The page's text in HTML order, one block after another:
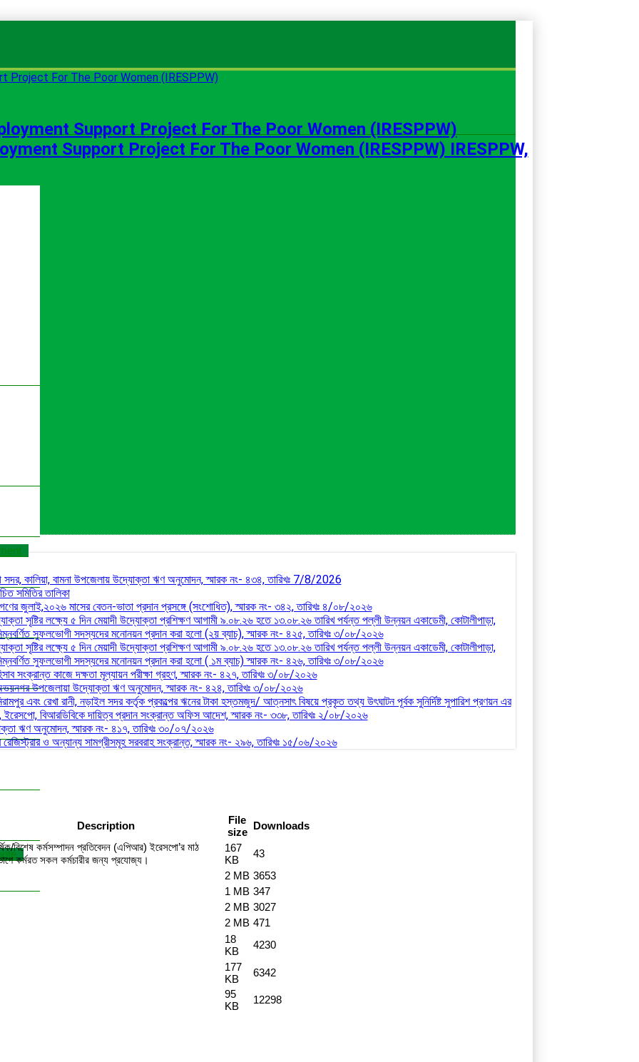
Support Project For The Poor Women (IRESPPW) IRESPPW,
সদর, কালিয়া, বামনা উপজেলায় উদ্যোক্তা ঋণ অনুমোদন, স্মারক নং- ৪৩৪, তারিখঃ 7/8/2026
সমিতির তালিকা
জুলাই,২০২৬ মাসের বেতন-ভাতা প্রদান প্রসঙ্গে (সংশোধিত), স্মারক নং- ৩৪২, তারিখঃ ৪/০৮/২০২৬
সৃষ্টির লক্ষ্যে ৫ দিন মেয়াদী উদ্যোক্তা প্রশিক্ষণ আগামী ৯.০৮.২৬ হতে ১৩.০৮.২৬ তারিখ পর্যন্ত পল্লী উন্নয়ন একাডেমী, কোটালীপাড়া,
সুফলভোগী সদস্যদের মনোনয়ন প্রদান করা হলো (২য় ব্যাচ), স্মারক নং- ৪২৫, তারিখঃ ৩/০৮/২০২৬
সৃষ্টির লক্ষ্যে ৫ দিন মেয়াদী উদ্যোক্তা প্রশিক্ষণ আগামী ৯.০৮.২৬ হতে ১৩.০৮.২৬ তারিখ পর্যন্ত পল্লী উন্নয়ন একাডেমী, কোটালীপাড়া,
সুফলভোগী সদস্যদের মনোনয়ন প্রদান করা হলো ( ১ম ব্যাচ) স্মারক নং- ৪২৬, তারিখঃ ৩/০৮/২০২৬
সংক্রান্ত কাজে দক্ষতা মূল্যায়ন পরীক্ষা গ্রহণ, স্মারক নং- ৪২৭, তারিখঃ ৩/০৮/২০২৬
উপজেলায়া উদ্যোক্তা ঋণ অনুমোদন, স্মারক নং- ৪২৪, তারিখঃ ৩/০৮/২০২৬
এবং রেখা রানী, নড়াইল সদর কর্তৃক প্রকল্পের ঋনের টাকা হস্তমজুদ/ আত্নসাৎ বিষয়ে প্রকৃত তথ্য উৎঘাটন পূর্বক সুনির্দিষ্ট সুপারিশ প্রণয়ন এর
ইরেসপো, বিআরডিবিকে দায়িত্ব প্রদান সংক্রান্ত অফিস আদেশ, স্মারক নং- ৩৩৮, তারিখঃ ২/০৮/২০২৬
ঋণ অনুমোদন, স্মারক নং- ৪১৭, তারিখঃ ৩০/০৭/২০২৬
রেজিস্ট্রার ও অন্যান্য সামগ্রীসমূহ সরবরাহ সংক্রান্ত, স্মারক নং- ২৯৬, তারিখঃ ১৫/০৬/২০২৬
Description
File
size
Downloads
বিশেষ কর্মসম্পাদন প্রতিবেদন (এপিআর) ইরেসপো’র মাঠ
কর্মরত সকল কর্মচারীর জন্য প্রযোজ্য।
167
KB
43
2 MB 3653
1 MB 347
2 MB 3027
2 MB 471
18
KB
4230
177
KB
6342
95
KB
12298